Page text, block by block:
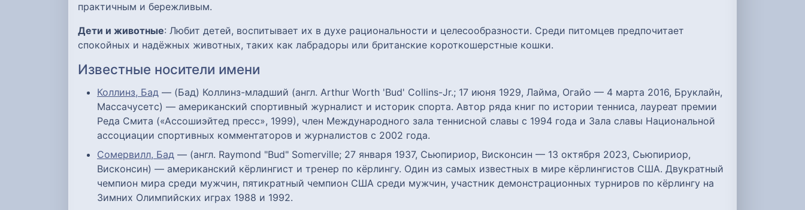
практичным и бережливым.
Дети и животные: Любит детей, воспитывает их в духе рациональности и целесообразности. Среди питомцев предпочитает
спокойных и надёжных животных, таких как лабрадоры или британские короткошерстные кошки.
Известные носители имени
Коллинз, Бад — (Бад) Коллинз-младший (англ. Arthur Worth 'Bud' Collins-Jr.; 17 июня 1929, Лайма, Огайо — 4 марта 2016, Бруклайн,
Массачусетс) — американский спортивный журналист и историк спорта. Автор ряда книг по истории тенниса, лауреат премии
Реда Смита («Ассошиэйтед пресс», 1999), член Международного зала теннисной славы с 1994 года и Зала славы Национальной
ассоциации спортивных комментаторов и журналистов с 2002 года.
Сомервилл, Бад — (англ. Raymond "Bud" Somerville; 27 января 1937, Сьюпириор, Висконсин — 13 октября 2023, Сьюпириор,
Висконсин) — американский кёрлингист и тренер по кёрлингу. Один из самых известных в мире кёрлингистов США. Двукратный
чемпион мира среди мужчин, пятикратный чемпион США среди мужчин, участник демонстрационных турниров по кёрлингу на
Зимних Олимпийских играх 1988 и 1992.